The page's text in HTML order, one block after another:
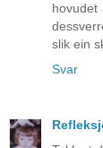
slik ein
Svar